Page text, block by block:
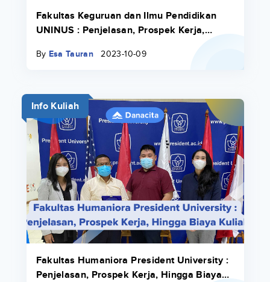
Fakultas Keguruan dan Ilmu Pendidikan
UNINUS : Penjelasan, Prospek Kerja,
By Esa Tauran 2023-10-09
Info Kuliah
Fakultas Humaniora President University :
Penjelasan, Prospek Kerja, Hingga Biaya